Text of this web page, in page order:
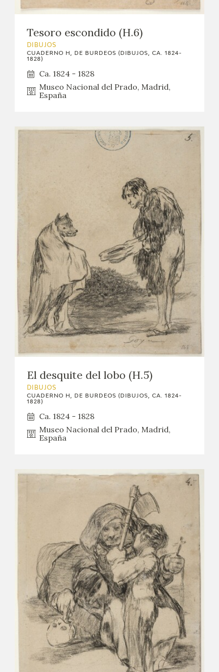
Tesoro escondido (H.6)
DIBUJOS
CUADERNO H, DE BURDEOS (DIBUJOS, CA. 1824-
1828)
Ca. 1824 - 1828
Museo Nacional del Prado, Madrid,
España
El desquite del lobo (H.5)
DIBUJOS
CUADERNO H, DE BURDEOS (DIBUJOS, CA. 1824-
1828)
Ca. 1824 - 1828
Museo Nacional del Prado, Madrid,
España